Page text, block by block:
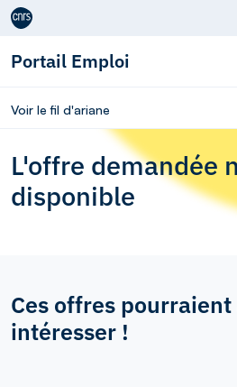
Aller au contenu
Portail Emploi
Voir le fil d'ariane
L'offre demandée
disponible
Ces offres pourraient
intéresser !